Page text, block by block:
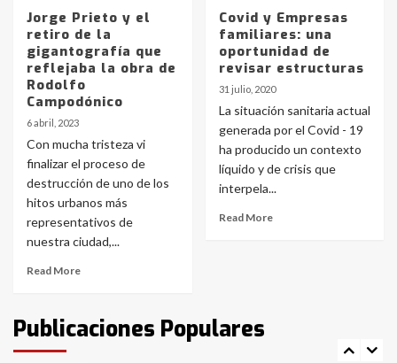
Jorge Prieto y el
retiro de la
gigantografía que
reflejaba la obra de
Rodolfo
Campodónico
6 abril, 2023
Con mucha tristeza vi
finalizar el proceso de
destrucción de uno de los
hitos urbanos más
representativos de
nuestra ciudad,...
Read More
Covid y Empresas
familiares: una
oportunidad de
revisar estructuras
31 julio, 2020
La situación sanitaria actual
generada por el Covid - 19
ha producido un contexto
líquido y de crisis que
interpela...
Read More
Publicaciones Populares
4
Accidente en Ruta 5: falleció un
joven de Trenque Lauquen
5
Los precios de los combustibles en
La Pampa, desde YPF hasta Axion
entre 857 a 1338 pesos
6
La Bolsa de Cereales de Bahía
Blanca anticipa que Agosto vendrá
con lluvias y heladas, en gran parte
de la provincia
fueron detenidos por
comercialización de drogas en la
tarde del sábado